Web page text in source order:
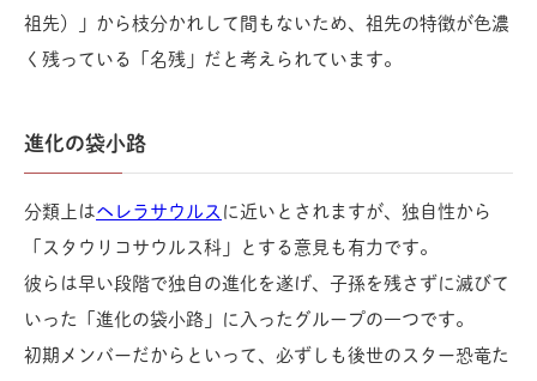
祖先）」から枝分かれして間もないため、祖先の特徴が色濃
く残っている「名残」だと考えられています。
進化の袋小路
分類上はヘレラサウルス に近いとされますが、独自性から
「スタウリコサウルス科」とする意見も有力です。
彼らは早い段階で独自の進化を遂げ、子孫を残さずに滅びて
いった「進化の袋小路」に入ったグループの一つです。
初期メンバーだからといって、必ずしも後世のスター恐竜た